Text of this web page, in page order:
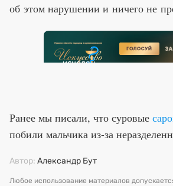
об этом нарушении и ничего не
Ранее мы писали, что суровые
побили мальчика из-за
Автор: Александр Бут
Любое использование материалов